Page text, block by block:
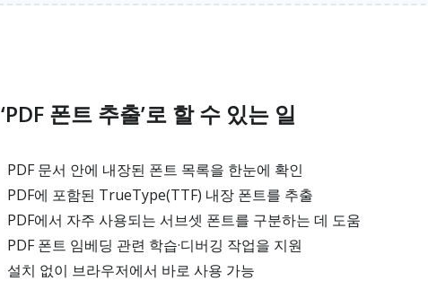
‘PDF 폰트 추출’로 할 수 있는 일
PDF 문서 안에 내장된 폰트 목록을 한눈에 확인
PDF에 포함된 TrueType(TTF) 내장 폰트를 추출
PDF에서 자주 사용되는 서브셋 폰트를 구분하는 데 도움
PDF 폰트 임베딩 관련 학습·디버깅 작업을 지원
설치 없이 브라우저에서 바로 사용 가능